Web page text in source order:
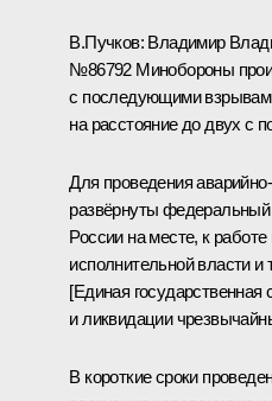
В.Пучков: Владимир
№86792 Минобороны
с последующими
на расстояние до двух с
Для проведения
развёрнуты
России на месте, к
исполнительной власти
[Единая
и ликвидации
В короткие сроки